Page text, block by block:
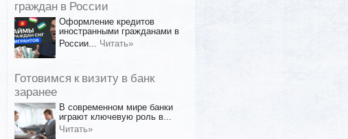
граждан в России
Оформление кредитов
иностранными гражданами в
России... Читать»
Готовимся к визиту в банк
заранее
В современном мире банки
играют ключевую роль в...
Читать»